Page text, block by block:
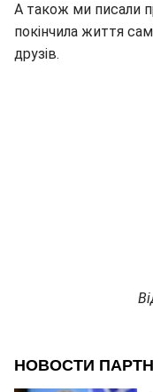
А також ми писали
покінчила життя
друзів.